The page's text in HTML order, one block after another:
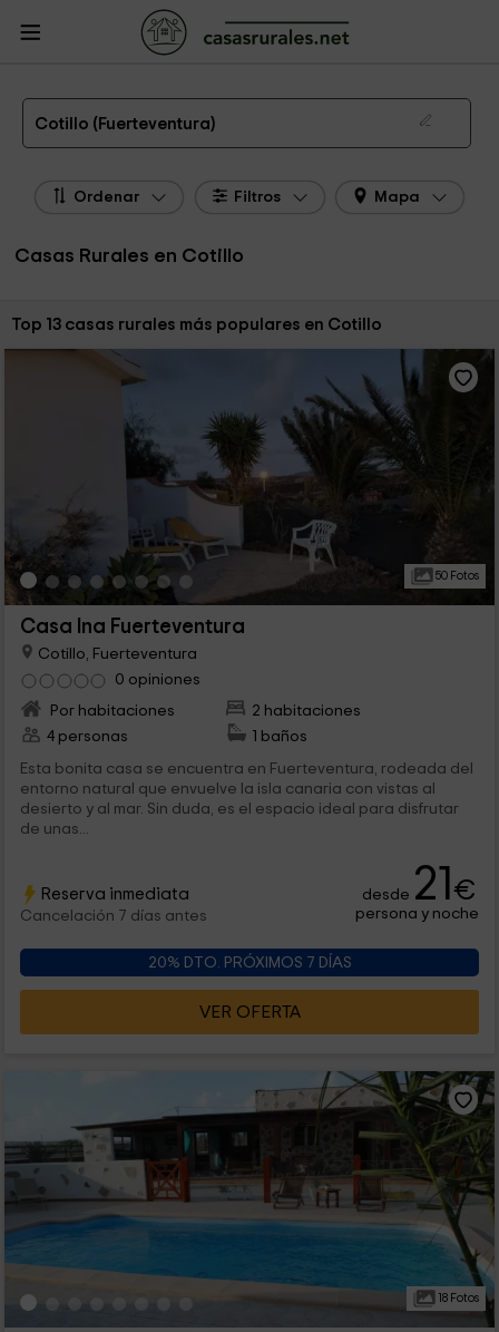
Casas Rurales
Fuerteventura
Casas Rurales Cotillo
Las 13 mejores casas rurales en Cotillo de 2026
Cotillo (Fuerteventura)
Ordenar Filtros Mapa
Casas Rurales en Cotillo
Ordenar por:
Top 13 casas rurales más populares en Cotillo
50 Fotos
Casa Ina Fuerteventura
Cotillo, Fuerteventura
0 opiniones
Por habitaciones
2 habitaciones
4 personas
1 baños
Esta bonita casa se encuentra en Fuerteventura, rodeada del
entorno natural que envuelve la isla canaria con vistas al
desierto y al mar. Sin duda, es el espacio ideal para disfrutar
de unas...
Reserva inmediata
Cancelación 7 días antes
desde 21€
persona y noche
20% DTO. PRÓXIMOS 7 DÍAS
VER OFERTA
18 Fotos